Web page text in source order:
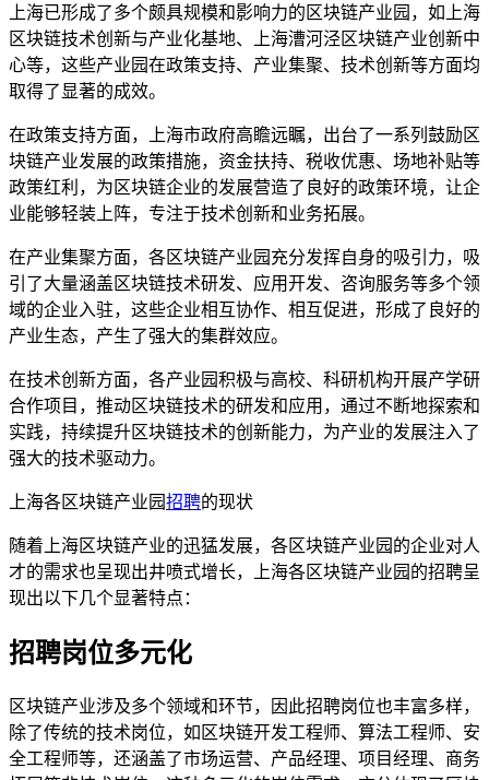
上海已形成了多个颇具规模和影响力的区块链产业园，如上海
区块链技术创新与产业化基地、上海漕河泾区块链产业创新中
心等，这些产业园在政策支持、产业集聚、技术创新等方面均
取得了显著的成效。
在政策支持方面，上海市政府高瞻远瞩，出台了一系列鼓励区
块链产业发展的政策措施，资金扶持、税收优惠、场地补贴等
政策红利，为区块链企业的发展营造了良好的政策环境，让企
业能够轻装上阵，专注于技术创新和业务拓展。
在产业集聚方面，各区块链产业园充分发挥自身的吸引力，吸
引了大量涵盖区块链技术研发、应用开发、咨询服务等多个领
域的企业入驻，这些企业相互协作、相互促进，形成了良好的
产业生态，产生了强大的集群效应。
在技术创新方面，各产业园积极与高校、科研机构开展产学研
合作项目，推动区块链技术的研发和应用，通过不断地探索和
实践，持续提升区块链技术的创新能力，为产业的发展注入了
强大的技术驱动力。
上海各区块链产业园招聘的现状
随着上海区块链产业的迅猛发展，各区块链产业园的企业对人
才的需求也呈现出井喷式增长，上海各区块链产业园的招聘呈
现出以下几个显著特点：
招聘岗位多元化
区块链产业涉及多个领域和环节，因此招聘岗位也丰富多样，
除了传统的技术岗位，如区块链开发工程师、算法工程师、安
全工程师等，还涵盖了市场运营、产品经理、项目经理、商务